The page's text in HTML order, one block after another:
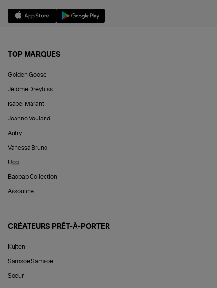
TOP MARQUES
Golden Goose
Jérôme Dreyfuss
Isabel Marant
Jeanne Vouland
Autry
Vanessa Bruno
Ugg
Baobab Collection
Assouline
CRÉATEURS PRÊT-À-PORTER
Kujten
Samsoe Samsoe
Soeur